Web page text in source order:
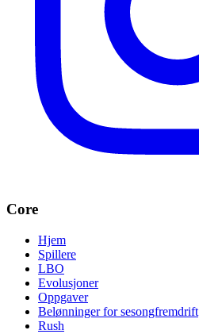
Core
Hjem
Spillere
LBO
Evolusjoner
Oppgaver
Belønninger for sesongfremdrift
Rush